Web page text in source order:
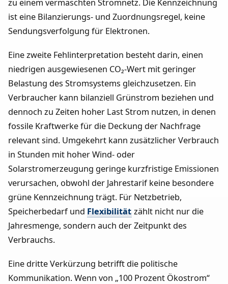
zu einem vermaschten Stromnetz. Die Kennzeichnung
ist eine Bilanzierungs- und Zuordnungsregel, keine
Sendungsverfolgung für Elektronen.
Eine zweite Fehlinterpretation besteht darin, einen
niedrigen ausgewiesenen CO₂-Wert mit geringer
Belastung des Stromsystems gleichzusetzen. Ein
Verbraucher kann bilanziell Grünstrom beziehen und
dennoch zu Zeiten hoher Last Strom nutzen, in denen
fossile Kraftwerke für die Deckung der Nachfrage
relevant sind. Umgekehrt kann zusätzlicher Verbrauch
in Stunden mit hoher Wind- oder
Solarstromerzeugung geringe kurzfristige Emissionen
verursachen, obwohl der Jahrestarif keine besondere
grüne Kennzeichnung trägt. Für Netzbetrieb,
Speicherbedarf und Flexibilität zählt nicht nur die
Jahresmenge, sondern auch der Zeitpunkt des
Verbrauchs.
Eine dritte Verkürzung betrifft die politische
Kommunikation. Wenn von „100 Prozent Ökostrom“